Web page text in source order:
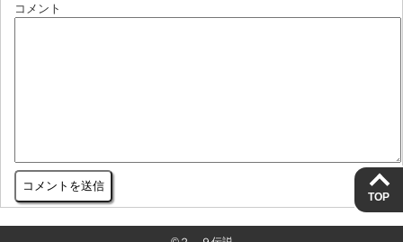
コメント
TOP